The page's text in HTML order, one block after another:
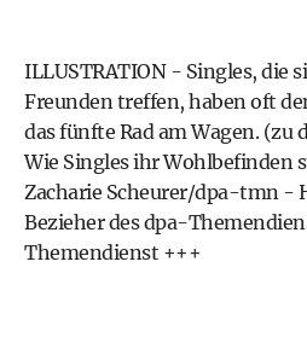
ILLUSTRATION - Singles, die
Freunden treffen, haben oft
das fünfte Rad am Wagen. (zu
Wie Singles ihr Wohlbefinden
Zacharie Scheurer/dpa-tmn -
Bezieher des dpa-
Themendienst +++